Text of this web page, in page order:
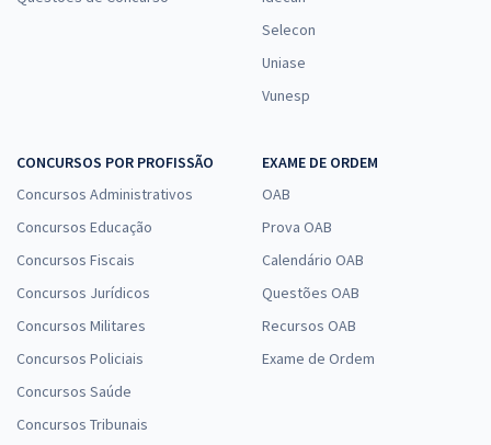
Selecon
Uniase
Vunesp
CONCURSOS POR PROFISSÃO
Concursos Administrativos
Concursos Educação
Concursos Fiscais
Concursos Jurídicos
Concursos Militares
Concursos Policiais
Concursos Saúde
Concursos Tribunais
EXAME DE ORDEM
OAB
Prova OAB
Calendário OAB
Questões OAB
Recursos OAB
Exame de Ordem